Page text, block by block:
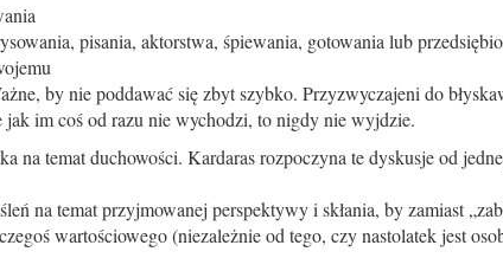
pisania, aktorstwa, śpiewania, gotowania lub
by nie poddawać się zbyt szybko. Przyzwyczajeni do
jak im coś od razu nie wychodzi, to nigdy nie wyjdzie.
na temat duchowości. Kardaras rozpoczyna te dyskusje od
na temat przyjmowanej perspektywy i skłania, by zamiast
wartościowego (niezależnie od tego, czy nastolatek jest